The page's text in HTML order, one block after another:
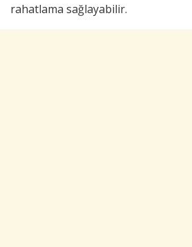
rahatlama sağlayabilir.